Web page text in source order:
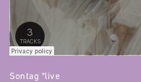
Sontag *live